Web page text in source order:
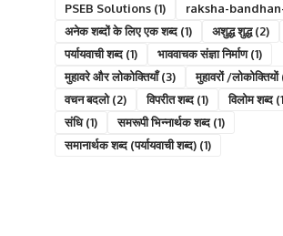
PSEB Solutions(1) raksha-
अनेक शब्दों के लिए एक शब्द(1) अशुद्ध शुद्ध(2)
पर्यायवाची शब्द(1) भाववाचक संज्ञा निर्माण(1)
मुहावरे और लोकोक्तियाँ(3) मुहावरों /लोकोक्तियों
वचन बदलो(2) विपरीत शब्द(1) विलोम शब्द
संधि(1) समरूपी भिन्नार्थक शब्द(1)
समानार्थक शब्द (पर्यायवाची शब्द)(1)